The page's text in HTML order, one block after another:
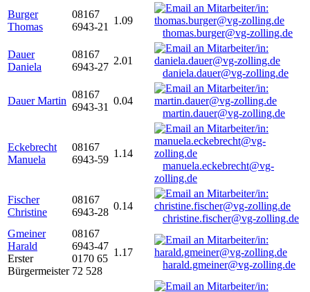
Burger
Thomas
08167
6943-21
1.09
thomas.burger@vg-zolling.de
Dauer
Daniela
08167
6943-27
2.01
daniela.dauer@vg-zolling.de
Dauer Martin
08167
6943-31
0.04
martin.dauer@vg-zolling.de
Eckebrecht
Manuela
08167
6943-59
1.14
manuela.eckebrecht@vg-
zolling.de
Fischer
Christine
08167
6943-28
0.14
christine.fischer@vg-zolling.de
Gmeiner
Harald
Erster
Bürgermeister
08167
6943-47
0170 65
72 528
1.17
harald.gmeiner@vg-zolling.de